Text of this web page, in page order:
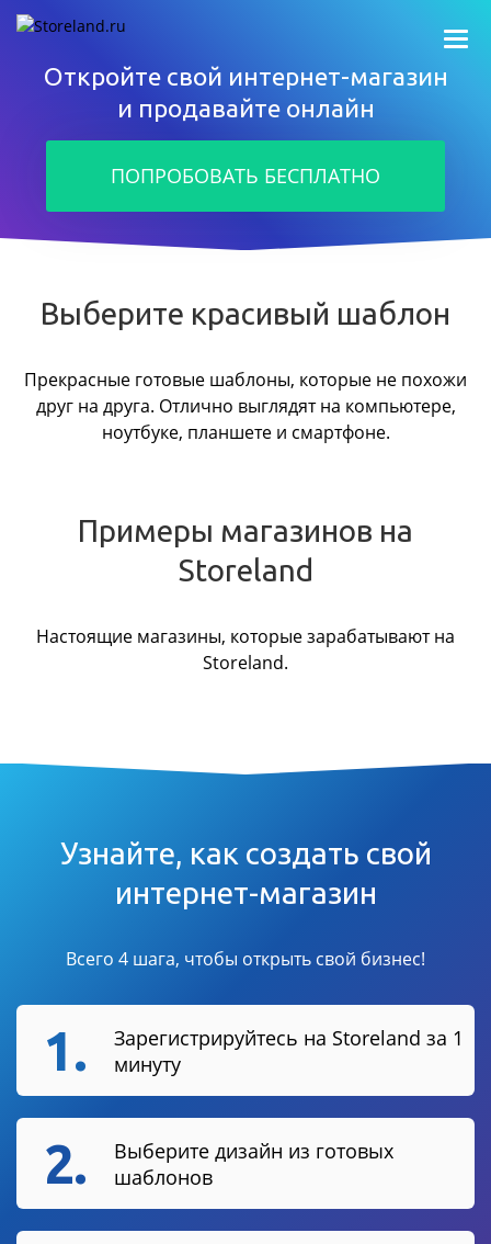
Откройте свой интернет-магазин
и продавайте онлайн
ПОПРОБОВАТЬ БЕСПЛАТНО
Выберите красивый шаблон
Прекрасные готовые шаблоны, которые не похожи
друг на друга. Отлично выглядят на компьютере,
ноутбуке, планшете и смартфоне.
Примеры магазинов на
Storeland
Настоящие магазины, которые зарабатывают на
Storeland.
Узнайте, как создать свой
интернет-магазин
Всего 4 шага, чтобы открыть свой бизнес!
1.
Зарегистрируйтесь на Storeland за 1
минуту
2.
Выберите дизайн из готовых
шаблонов